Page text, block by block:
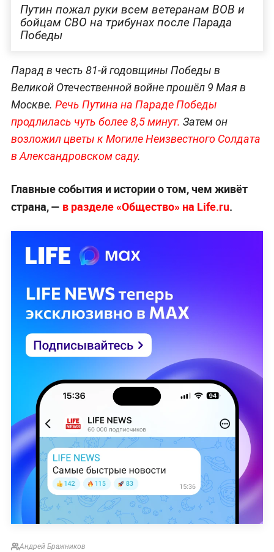
Путин пожал руки всем ветеранам ВОВ и
бойцам СВО на трибунах после Парада
Победы
Парад в честь 81-й годовщины Победы в
Великой Отечественной войне прошёл 9 Мая в
Москве. Речь Путина на Параде Победы
продлилась чуть более 8,5 минут. Затем он
возложил цветы к Могиле Неизвестного Солдата
в Александровском саду.
Главные события и истории о том, чем живёт
страна, — в разделе «Общество» на Life.ru.
Андрей Бражников